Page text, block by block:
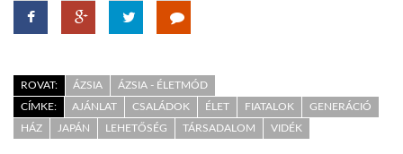
ROVAT: ÁZSIA
ÁZSIA - ÉLETMÓD
CÍMKE:
AJÁNLAT CSALÁDOK ÉLET FIATALOK
GENERÁCIÓ
HÁZ
JAPÁN LEHETŐSÉG TÁRSADALOM VIDÉK